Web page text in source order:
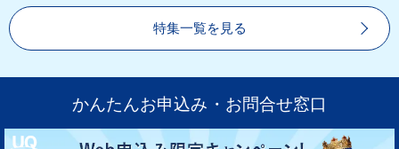
特集一覧を見る
かんたんお申込み・お問合せ窓口